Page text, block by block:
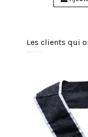
Les clients qui